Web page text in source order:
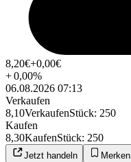
8,20€+0,00€
+0,00%
06.08.2026 07:13
Verkaufen
8,10VerkaufenStück: 250
Kaufen
8,30KaufenStück: 250
Jetzt handeln Merken